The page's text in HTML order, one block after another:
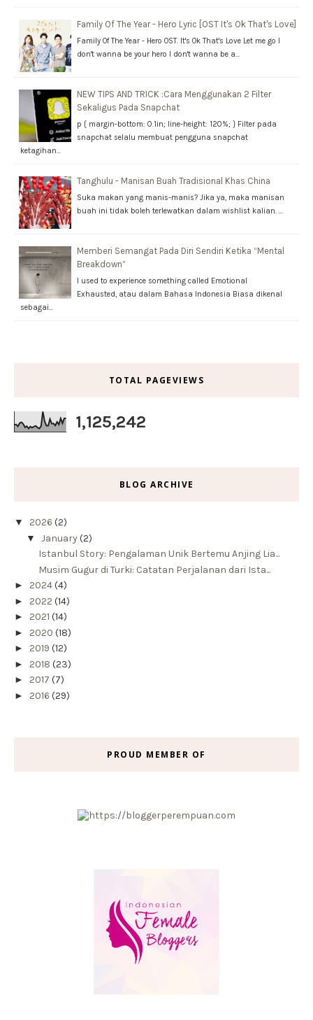
Family Of The Year - Hero Lyric [OST It's Ok That's Love]
Family Of The Year - Hero OST. It's Ok That's Love Let me go I
don't wanna be your hero I don't wanna be a…
NEW TIPS AND TRICK :Cara Menggunakan 2 Filter
Sekaligus Pada Snapchat
p { margin-bottom: 0.1in; line-height: 120%; } Filter pada
snapchat selalu membuat pengguna snapchat
ketagihan…
Tanghulu - Manisan Buah Tradisional Khas China
Suka makan yang manis-manis? Jika ya, maka manisan
buah ini tidak boleh terlewatkan dalam wishlist kalian. …
Memberi Semangat Pada Diri Sendiri Ketika “Mental
Breakdown”
I used to experience something called Emotional
Exhausted, atau dalam Bahasa Indonesia Biasa dikenal
sebagai…
TOTAL PAGEVIEWS
1,125,242
BLOG ARCHIVE
▼ 2026 (2)
▼ January(2)
Istanbul Story: Pengalaman Unik Bertemu Anjing Lia...
Musim Gugur di Turki: Catatan Perjalanan dari Ista...
► 2024(4)
► 2022 (14)
► 2021 (14)
► 2020 (18)
► 2019 (12)
► 2018 (23)
► 2017 (7)
► 2016 (29)
PROUD MEMBER OF